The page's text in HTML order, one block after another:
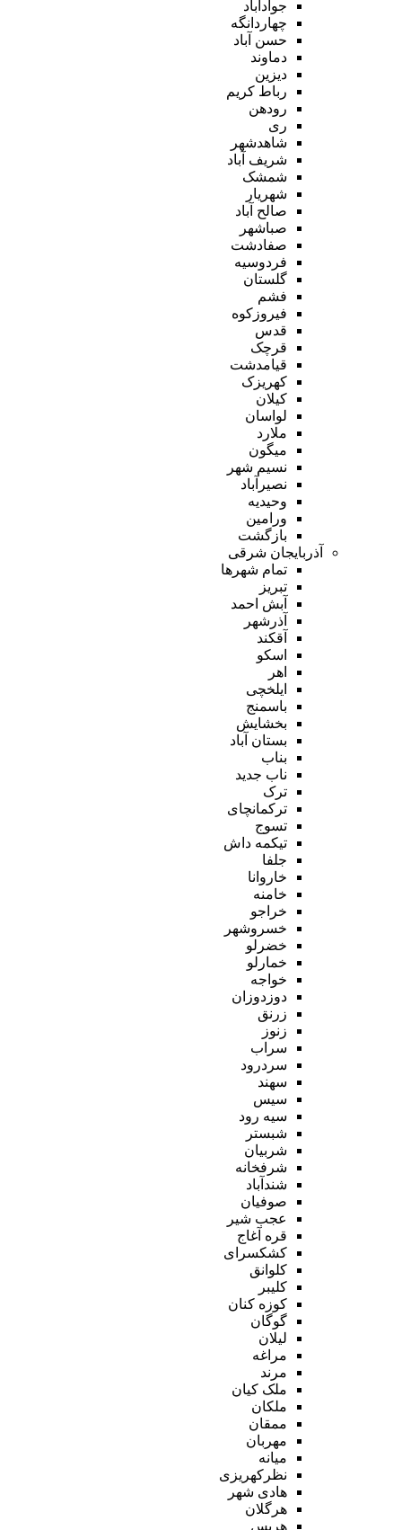
جوادآباد
چهاردانگه
حسن آباد
دماوند
دیزین
رباط کریم
رودهن
ری
شاهدشهر
شریف آباد
شمشک
شهریار
صالح آباد
صباشهر
صفادشت
فردوسیه
گلستان
فشم
فیروزکوه
قدس
قرچک
قیامدشت
کهریزک
کیلان
لواسان
ملارد
میگون
نسیم شهر
نصیرآباد
وحیدیه
ورامین
بازگشت
آذربایجان شرقی
تمام شهر‌ها
تبریز
آبش احمد
آذرشهر
آقکند
اسکو
اهر
ایلخچی
باسمنج
بخشایش
بستان آباد
بناب
ناب جدید
ترک
ترکمانچای
تسوج
تیکمه داش
جلفا
خاروانا
خامنه
خراجو
خسروشهر
خضرلو
خمارلو
خواجه
دوزدوزان
زرنق
زنوز
سراب
سردرود
سهند
سیس
سیه رود
شبستر
شربیان
شرفخانه
شندآباد
صوفیان
عجب شیر
قره آغاج
کشکسرای
کلوانق
کلیبر
کوزه کنان
گوگان
لیلان
مراغه
مرند
ملک کیان
ملکان
ممقان
مهربان
میانه
نظرکهریزی
هادی شهر
هرگلان
هریس